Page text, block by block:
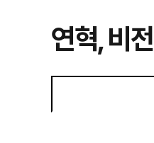
연혁, 비전